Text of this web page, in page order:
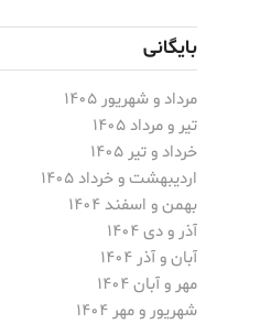
بایگانی
مرداد و شهریور ۱۴۰۵
تیر و مرداد ۱۴۰۵
خرداد و تیر ۱۴۰۵
اردیبهشت و خرداد ۱۴۰۵
بهمن و اسفند ۱۴۰۴
آذر و دی ۱۴۰۴
آبان و آذر ۱۴۰۴
مهر و آبان ۱۴۰۴
شهریور و مهر ۱۴۰۴